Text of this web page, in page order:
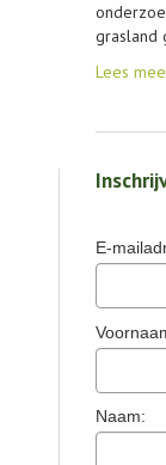
grasland
Lees
E-
Naam: